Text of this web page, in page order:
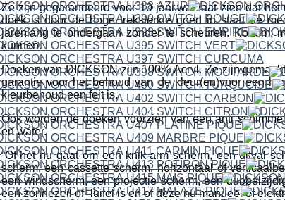
Ze zijn gegarandeerd voor 10 jaar,wat laat zien dat
doek is door de hoge treksterkte goed in staat de
jarenlang te ondergaan zonder te scheuren. Kortom;
kunnen.
Doeken van DICKSON zijn 100% Acryl. Ze zijn
garantie voor het behoud van de kleur(en)voor een
kleurbehoud een feit is.
Ook worden de doeken voorzien van een anti
en water.
“Of het nu gaat om een knik-arm scherm, een uitval
scherm, een cassette scherm, horizontaal of
een windscherm, een projectie scherm, een
een zonnezeil of -luifel is en of deze nu manueel of